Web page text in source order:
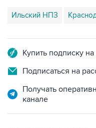
Ильский НПЗ
Купить подписку
Подписаться на
Получать
канале